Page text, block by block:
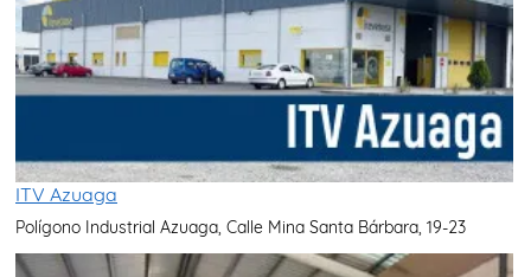
ITV Azuaga
Polígono Industrial Azuaga, Calle Mina Santa Bárbara, 19-23